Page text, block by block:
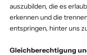
auszubilden, die es
erkennen und die
entspringen, hinter uns
Gleichberechtigung